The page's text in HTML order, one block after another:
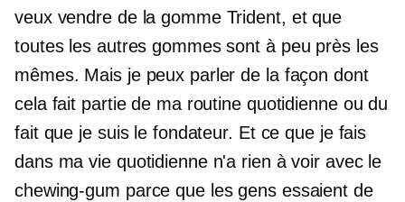
veux vendre de la gomme Trident, et que
toutes les autres gommes sont à peu près les
mêmes. Mais je peux parler de la façon dont
cela fait partie de ma routine quotidienne ou du
fait que je suis le fondateur. Et ce que je fais
dans ma vie quotidienne n'a rien à voir avec le
chewing-gum parce que les gens essaient de